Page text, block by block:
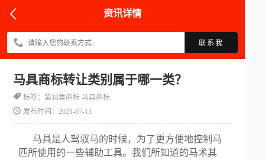
资讯详情
联系我
马具商标转让类别属于哪一类？
标签：第18类商标 马具商标
发布时间：2021-07-13
马具是人驾驭马的时候，为了更方便地控制马
匹所使用的一些辅助工具。我们所知道的马术其